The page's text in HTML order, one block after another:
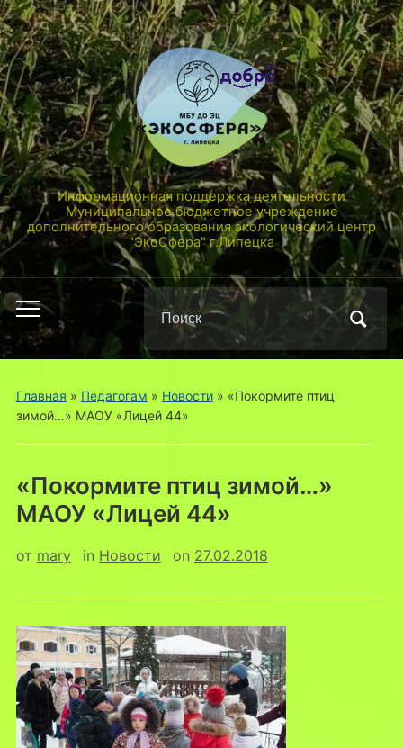
Информационная поддержка деятельности
Муниципальное бюджетное учреждение
дополнительного образования экологический центр
"ЭкоСфера" г.Липецка
Переключить
мобильное
меню
Поиск
по:
Главная » Педагогам » Новости» «Покормите птиц
зимой…» МАОУ «Лицей 44»
«Покормите птиц зимой…»
МАОУ «Лицей 44»
от mary in Новости on 27.02.2018